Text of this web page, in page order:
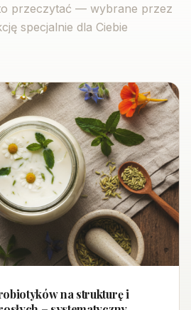
przeczytać — wybrane przez
specjalnie dla Ciebie
na strukturę i